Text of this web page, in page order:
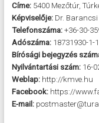
Címe:5400 Mezőtúr,
Képviselője:Dr. Barancsi
Telefonszáma:+36-30-
Adószáma:18731930-1-
Bírósági bejegyzés
Nyilvántartási szám:16-
Weblap:http://kmve.hu
Facebook:https://
E-mail: